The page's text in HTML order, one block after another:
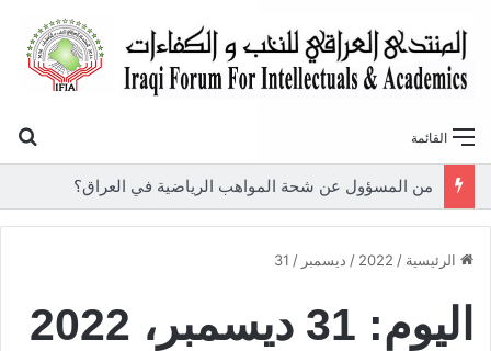
القائمة
من المسؤول عن شحة المواهب الرياضية في العراق؟
الرئيسية /
2022
/ ديسمبر /
31
اليوم: 31 ديسمبر، 2022